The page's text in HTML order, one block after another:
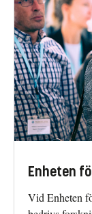
Enheten
Vid Enheten